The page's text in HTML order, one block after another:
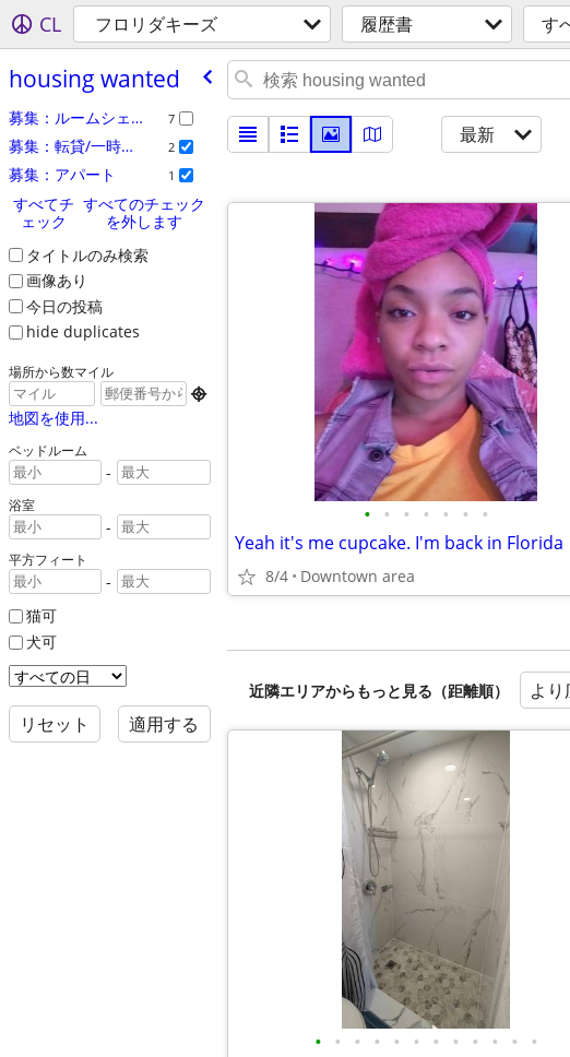
CL フロリダキーズ 履歴書 す
housing wanted
募集：ルームシェア 7
募集：転貸/一時貸し 2
募集：アパート 1
すべてチ
ェック
すべてのチェック
を外します
タイトルのみ検索
画像あり
今日の投稿
hide duplicates
場所から数マイル

地図を使用...
ベッドルーム
-
浴室
-
平方フィート
-
猫可
犬可
リセット 適用する
最新
• • • • • • •
Yeah it's me cupcake. I'm back in Florida
8/4 Downtown area
近隣エリアからもっと見る（距離順） よ
• • • • • • • • • • • •